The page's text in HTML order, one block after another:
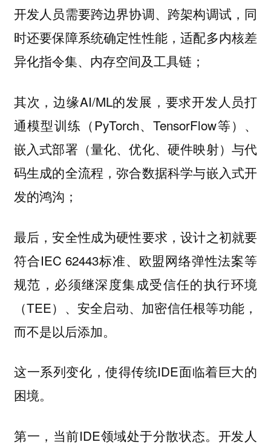
开发人员需要跨边界协调、跨架构调试，同
时还要保障系统确定性性能，适配多内核差
异化指令集、内存空间及工具链；
其次，边缘AI/ML的发展，要求开发人员打
通模型训练（PyTorch、TensorFlow等）、
嵌入式部署（量化、优化、硬件映射）与代
码生成的全流程，弥合数据科学与嵌入式开
发的鸿沟；
最后，安全性成为硬性要求，设计之初就要
符合IEC 62443标准、欧盟网络弹性法案等
规范，必须继深度集成受信任的执行环境
（TEE）、安全启动、加密信任根等功能，
而不是以后添加。
这一系列变化，使得传统IDE面临着巨大的
困境。
第一，当前IDE领域处于分散状态。开发人